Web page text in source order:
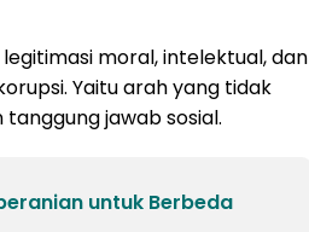
moral, intelektual, dan
Yaitu arah yang tidak
jawab sosial.
untuk Berbeda